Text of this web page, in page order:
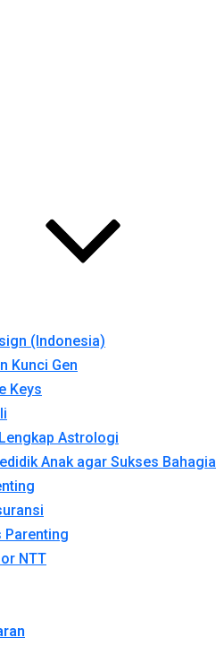
(Indonesia)
Kunci Gen
Keys
Astrologi
Anak agar Sukses Bahagia
Parenting
NTT